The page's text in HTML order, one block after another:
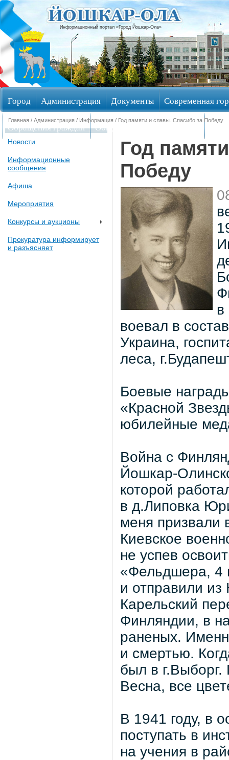
Информационный портал «Город Йошкар-Ола»
Город Администрация Документы Современная
Обращения граждан Общественные обсуждения
Главная / Администрация / Информация / Год памяти и славы. Спасибо за Победу
Новости
Информационные
сообщения
Афиша
Мероприятия
Конкурсы и аукционы
Прокуратура информирует
и разъясняет
Год
Победу
в
воевал в
Украина,
леса,
Боевые
«Красной
юбилейные
Война с
Йошкар-
которой
в д.Липовка
меня призвали
Киевское
не успев
«Фельдшера, 4
и отправили из
Карельский
Финляндии, в
раненых.
и смертью.
был в
Весна, все
В 1941 году, в
поступать в
на учения в